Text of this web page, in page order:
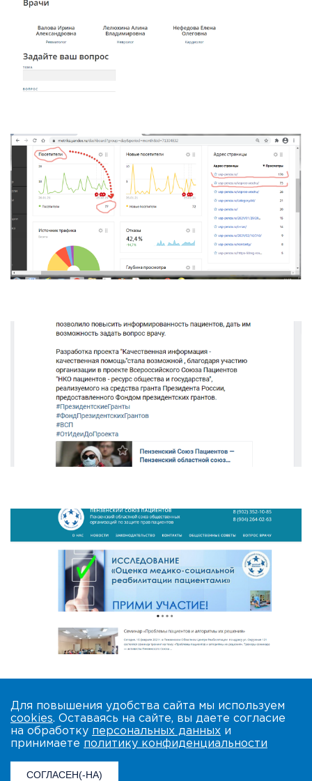
Для повышения удобства сайта мы используем
cookies. Оставаясь на сайте, вы даете согласие
на обработку персональных данных и
принимаете политику конфиденциальности
СОГЛАСЕН(-НА)